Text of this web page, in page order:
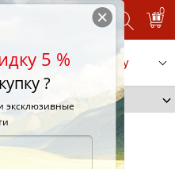
0
Заказать услугу
подруга 002"
5 %
?